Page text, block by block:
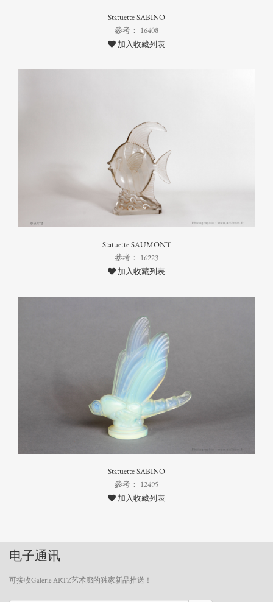
Statuette SABINO
參考： 16408
加入收藏列表
Statuette SAUMONT
參考： 16223
加入收藏列表
Statuette SABINO
參考： 12495
加入收藏列表
电子通讯
可接收Galerie ARTZ艺术廊的独家新品推送！